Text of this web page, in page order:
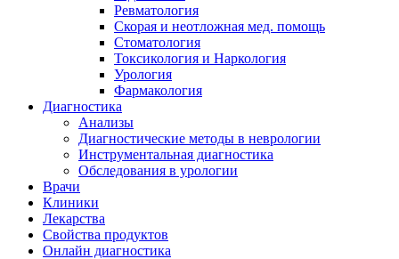
Ревматология
Скорая и неотложная мед. помощь
Стоматология
Токсикология и Наркология
Урология
Фармакология
Диагностика
Анализы
Диагностические методы в неврологии
Инструментальная диагностика
Обследования в урологии
Врачи
Клиники
Лекарства
Свойства продуктов
Онлайн диагностика